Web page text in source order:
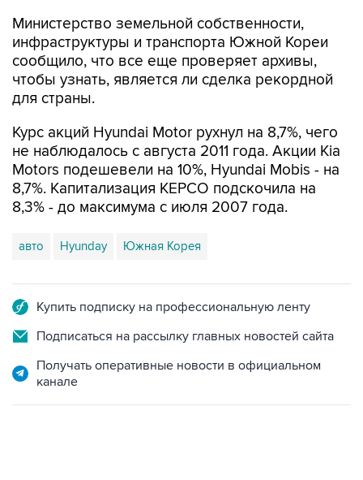
Министерство земельной собственности,
инфраструктуры и транспорта Южной Кореи
сообщило, что все еще проверяет архивы,
чтобы узнать, является ли сделка рекордной
для страны.
Курс акций Hyundai Motor рухнул на 8,7%, чего
не наблюдалось с августа 2011 года. Акции Kia
Motors подешевели на 10%, Hyundai Mobis - на
8,7%. Капитализация KEPCO подскочила на
8,3% - до максимума с июля 2007 года.
авто Hyunday Южная Корея
Купить подписку на профессиональную ленту
Подписаться на рассылку главных новостей сайта
Получать оперативные новости в официальном
канале